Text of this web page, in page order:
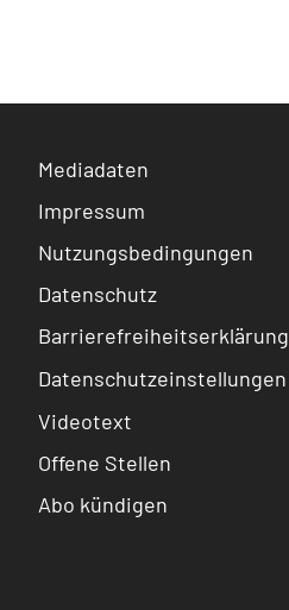
Mediadaten
Impressum
Nutzungsbedingungen
Datenschutz
Barrierefreiheitserklärung
Datenschutzeinstellungen
Videotext
Offene Stellen
Abo kündigen